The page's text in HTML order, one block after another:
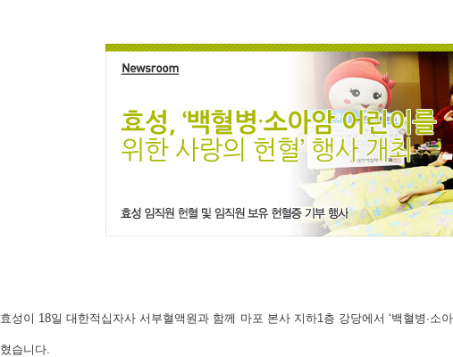
효성이 18일 대한적십자사 서부혈액원과 함께 마포 본사 지하1층 강당에서‘백혈병∙소
혔습니다.